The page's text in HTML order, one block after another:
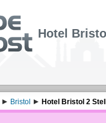
Hotel
Bristol Hotel Bristol 2